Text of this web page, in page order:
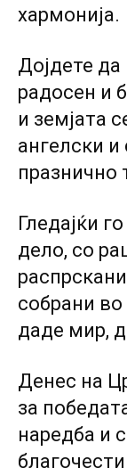
хармонија.
Дојдете да
радосен и
и земјата
ангелски и
празнично
Гледајќи
дело, со
собрани во
даде мир,
Денес на
за
наредба и